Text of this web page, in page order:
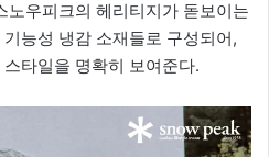
노우피크의 헤리티지가 돋보이는
능성 냉감 소재들로 구성되어,
타일을 명확히 보여준다.